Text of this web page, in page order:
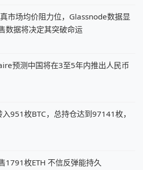
市场均价阻力位，Glassnode数据显
数据将决定其突破命运
预测中国将在3至5年内推出人民币
951枚BTC，总持仓达到97141枚，
1791枚ETH 不信反弹能持久